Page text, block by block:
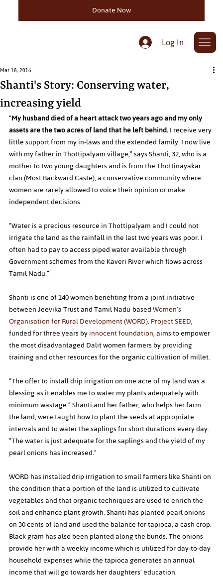
Log In
Donate Now
Shanti's Story: Conserving water,
increasing yield
Mar 18, 2016
“My husband died of a heart attack two years ago and my only
assets are the two acres of land that he left behind. I receive very
little support from my in-laws and the extended family. I now live
with my father in Thottipalyam village,” says Shanti, 32, who is a
mother to two young daughters and is from the Thottinayakar
clan (Most Backward Caste), a conservative community where
women are rarely allowed to voice their opinion or make
independent decisions.
“Water is a precious resource in Thottipalyam and I could not
irrigate the land as the rainfall in the last two years was poor. I
often had to pay to access piped water available through
Government schemes from the Kaveri River which flows across
Tamil Nadu.”
Shanti is one of 140 women benefiting from a joint initiative
between Jeevika Trust and Tamil Nadu-based Women’s
Organisation for Rural Development (WORD). Project SEED,
funded for three years by innocent foundation, aims to empower
the most disadvantaged Dalit women farmers by providing
training and other resources for the organic cultivation of millet.
“The offer to install drip irrigation on one acre of my land was a
blessing as it enables me to water my plants adequately with
minimum wastage.” Shanti and her father, who helps her farm
the land, were taught how to plant the seeds at appropriate
intervals and to water the saplings for short durations every day.
“The water is just adequate for the saplings and the yield of my
pearl onions has increased.”
WORD has installed drip irrigation to small farmers like Shanti on
the condition that a portion of the land is utilized to cultivate
vegetables and that organic techniques are used to enrich the
soil and enhance plant growth. Shanti has planted pearl onions
on 30 cents of land and used the balance for tapioca, a cash crop.
Black gram has also been planted along the bunds. The onions
provide her with a weekly income which is utilized for day-to-day
household expenses while the tapioca generates an annual
income that will go towards her daughters’ education.